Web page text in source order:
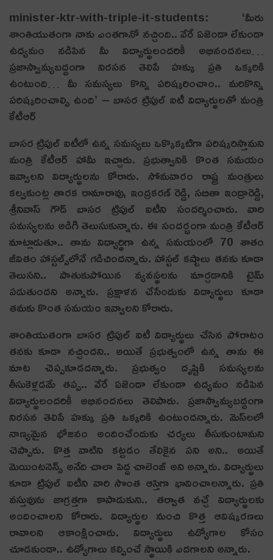
minister-ktr-with-triple-it-students: ‘మీరు
శాంతియుతంగా నాకు ఎంత‌గానో నచ్చింది.. వేరే ఏజెండా లేకుండా
ఉద్యమం నడిపిన మీ విద్యార్థులందరికీ అభినందనలు…
ప్రజాస్వామ్యబద్దంగా నిరసన తెలిపే హక్కు ప్రతి ఒక్కరికి
ఉంటుంది… మీ స‌మ‌స్య‌లు కొన్ని ప‌రిష్క‌రించాం.. మ‌రికొన్ని
ప‌రిష్క‌రించాల్సి ఉంది’ – బాస‌ర ట్రిపుల్ ఐటీ విద్యార్థుల‌తో మంత్రి
కేటీఆర్
బాస‌ర ట్రిపుల్ ఐటీలో ఉన్న స‌మ‌స్య‌లు ఒక్కొక్క‌టిగా ప‌రిష్క‌రిస్తామ‌ని
మంత్రి కేటీఆర్ హామీ ఇచ్చారు. ప్రభుత్వానికి కొంత సమయం
ఇవ్వాలని విద్యార్థులను కోరారు. సోమవారం రాష్ట్ర మంత్రులు
క‌ల్వ‌కుంట్ల తార‌క రామారావు, ఇంద్రకరణ్ రెడ్డి, సబితా ఇంద్రారెడ్డి,
శ్రీనివాస్ గౌడ్ బాసర ట్రిపుల్ ఐటీని సందర్శించారు. వారి
సమస్యలను అడిగి తెలుసుకున్నారు. ఈ సందర్భంగా మంత్రి కేటీఆర్
మాట్లాడుతూ.. తాను విద్యార్థిగా ఉన్న సమయంలో 70 శాతం
జీవితం హాస్టల్స్‌లోనే గడిచిందన్నారు. హాస్టల్ కష్టాలు తనకు కూడా
తెలుసని.. పాతుకుపోయిన వ్యవస్థలను మార్చడానికి టైమ్
పడుతుందని అన్నారు. ప్రక్షాళన చేసేందుకు విద్యార్థులు కూడా
తమకు కొంత సమయం ఇవ్వాలని కోరారు.
శాంతియుతంగా బాసర ట్రిపుల్ ఐటీ విద్యార్థులు చేసిన పోరాటం
తనకు కూడా నచ్చిందని.. అయితే ప్రభుత్వంలో ఉన్న తాను ఈ
మాట చెప్పకూడదన్నారు. ప్రభుత్వం దృష్టికి సమస్యలను
తీసుకెళ్లడమే తప్ప.. వేరే ఏజెండా లేకుండా ఉద్యమం నడిపిన
విద్యార్థులందరికీ అభినందనలు తెలిపారు. ప్రజాస్వామ్యబద్దంగా
నిరసన తెలిపే హక్కు ప్రతి ఒక్కరికి ఉంటుందన్నారు. మెస్‌లలో
నాణ్యమైన భోజనం అందించేందుకు చర్యలు తీసుకుంటామని
చెప్పారు. కొత్త వాటిని కట్టడం తేలికైన పని అని.. అయితే
మెయింటనెన్స్ అనేది చాలా పెద్ద చాలెంజ్ అని అన్నారు. విద్యార్థులు
కూడా ట్రిపుల్ ఐటీని వారి సొంత ఆస్తిగా భావించాలన్నారు. ప్రతి
వస్తువును జాగ్రత్తగా కాపాడుకుని.. తర్వాత వచ్చే విద్యార్థులకు
అందించాలని కోరారు. విద్యార్థుల నుంచి కొత్త ఆవిష్కరణలు
రావాలని ఆకాంక్షించారు. విద్యార్థులు ఉద్యోగాల కోసం
చూడకుండా.. ఉద్యోగాలు కల్పించే స్థాయికి ఎదగాలని అన్నారు.